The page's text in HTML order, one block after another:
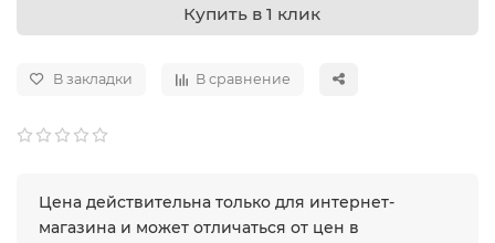
Купить в 1 клик
В закладки В сравнение
Цена действительна только для интернет-
магазина и может отличаться от цен в